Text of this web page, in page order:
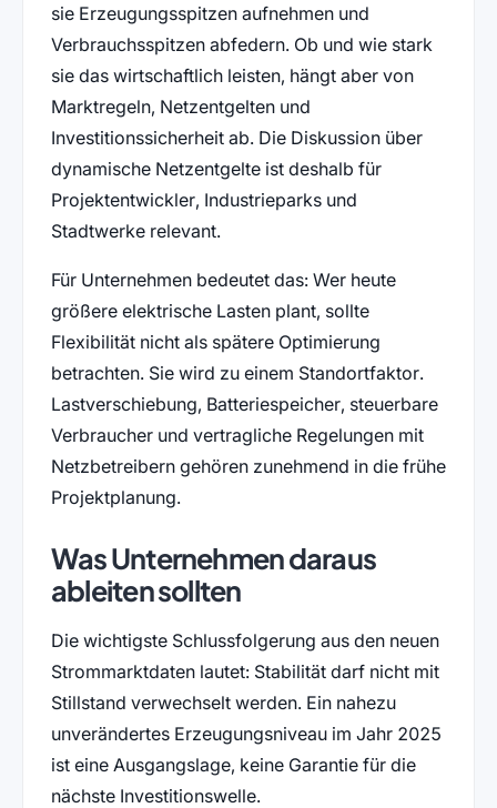
sie Erzeugungsspitzen aufnehmen und
Verbrauchsspitzen abfedern. Ob und wie stark
sie das wirtschaftlich leisten, hängt aber von
Marktregeln, Netzentgelten und
Investitionssicherheit ab. Die Diskussion über
dynamische Netzentgelte ist deshalb für
Projektentwickler, Industrieparks und
Stadtwerke relevant.
Für Unternehmen bedeutet das: Wer heute
größere elektrische Lasten plant, sollte
Flexibilität nicht als spätere Optimierung
betrachten. Sie wird zu einem Standortfaktor.
Lastverschiebung, Batteriespeicher, steuerbare
Verbraucher und vertragliche Regelungen mit
Netzbetreibern gehören zunehmend in die frühe
Projektplanung.
Was Unternehmen daraus
ableiten sollten
Die wichtigste Schlussfolgerung aus den neuen
Strommarktdaten lautet: Stabilität darf nicht mit
Stillstand verwechselt werden. Ein nahezu
unverändertes Erzeugungsniveau im Jahr 2025
ist eine Ausgangslage, keine Garantie für die
nächste Investitionswelle.